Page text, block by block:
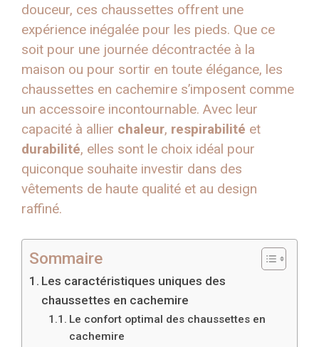
douceur, ces chaussettes offrent une
expérience inégalée pour les pieds. Que ce
soit pour une journée décontractée à la
maison ou pour sortir en toute élégance, les
chaussettes en cachemire s’imposent comme
un accessoire incontournable. Avec leur
capacité à allier chaleur, respirabilité et
durabilité, elles sont le choix idéal pour
quiconque souhaite investir dans des
vêtements de haute qualité et au design
raffiné.
Sommaire
Les caractéristiques uniques des
chaussettes en cachemire
Le confort optimal des chaussettes en
cachemire